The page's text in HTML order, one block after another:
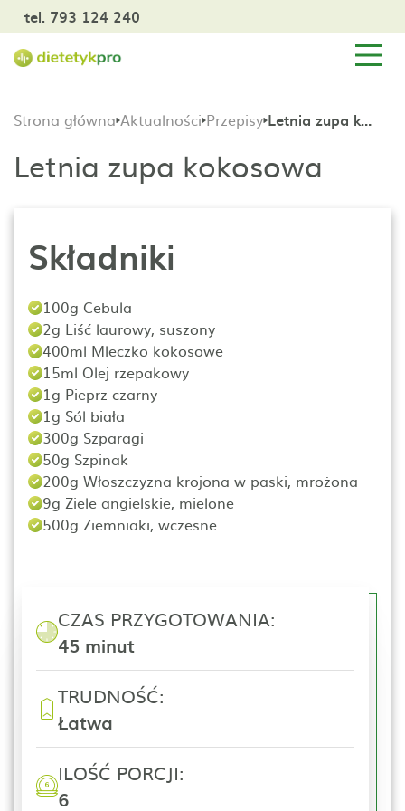
tel. 793 124 240
Strona główna Aktualności Przepisy Letnia zupa kokosowa
Letnia zupa kokosowa
Składniki
100g Cebula
2g Liść laurowy, suszony
400ml Mleczko kokosowe
15ml Olej rzepakowy
1g Pieprz czarny
1g Sól biała
300g Szparagi
50g Szpinak
200g Włoszczyzna krojona w paski, mrożona
9g Ziele angielskie, mielone
500g Ziemniaki, wczesne
CZAS PRZYGOTOWANIA:
45 minut
TRUDNOŚĆ:
Łatwa
ILOŚĆ PORCJI:
6